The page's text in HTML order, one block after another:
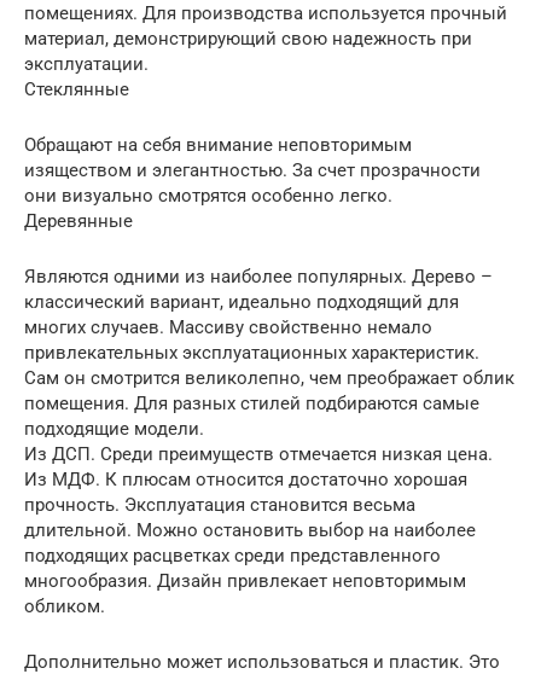
помещениях. Для производства используется прочный
материал, демонстрирующий свою надежность при
эксплуатации.
Стеклянные
Обращают на себя внимание неповторимым
изяществом и элегантностью. За счет прозрачности
они визуально смотрятся особенно легко.
Деревянные
Являются одними из наиболее популярных. Дерево –
классический вариант, идеально подходящий для
многих случаев. Массиву свойственно немало
привлекательных эксплуатационных характеристик.
Сам он смотрится великолепно, чем преображает облик
помещения. Для разных стилей подбираются самые
подходящие модели.
Из ДСП. Среди преимуществ отмечается низкая цена.
Из МДФ. К плюсам относится достаточно хорошая
прочность. Эксплуатация становится весьма
длительной. Можно остановить выбор на наиболее
подходящих расцветках среди представленного
многообразия. Дизайн привлекает неповторимым
обликом.
Дополнительно может использоваться и пластик. Это